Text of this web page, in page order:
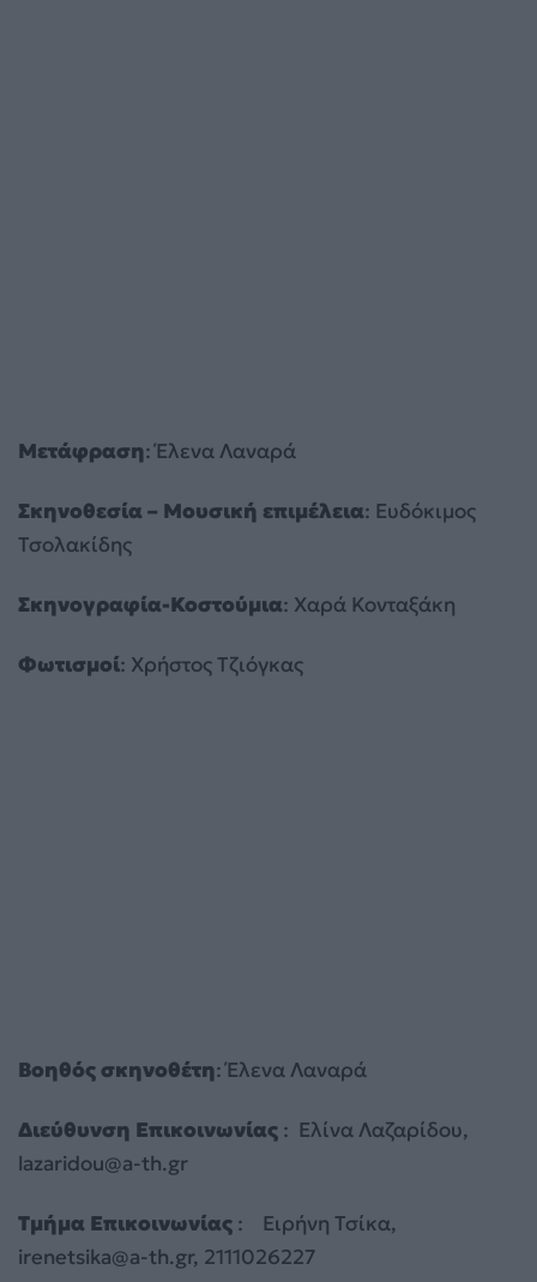
Μετάφραση: Έλενα Λαναρά
Σκηνοθεσία – Μουσική επιμέλεια: Ευδόκιμος
Τσολακίδης
Σκηνογραφία-Κοστούμια: Χαρά Κονταξάκη
Φωτισμοί: Χρήστος Τζιόγκας
Βοηθός σκηνοθέτη: Έλενα Λαναρά
Διεύθυνση Επικοινωνίας : Ελίνα Λαζαρίδου,
lazaridou@a-th.gr
Τμήμα Επικοινωνίας : Ειρήνη Τσίκα,
irenetsika@a-th.gr, 2111026227